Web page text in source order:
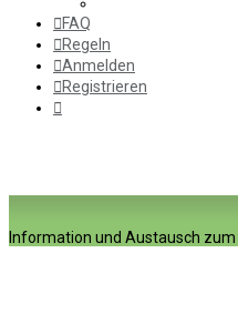
FAQ
Regeln
Anmelden
Registrieren
Information und Austausch